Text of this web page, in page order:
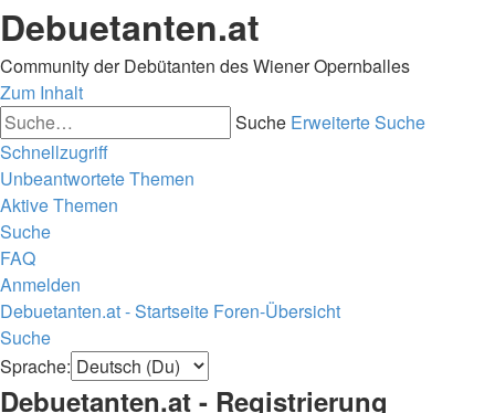
Debuetanten.at
Community der Debütanten des Wiener Opernballes
Zum Inhalt
Suche Erweiterte Suche
Schnellzugriff
Unbeantwortete Themen
Aktive Themen
Suche
FAQ
Anmelden
Debuetanten.at - Startseite Foren-Übersicht
Suche
Sprache:
Debuetanten.at - Registrierung